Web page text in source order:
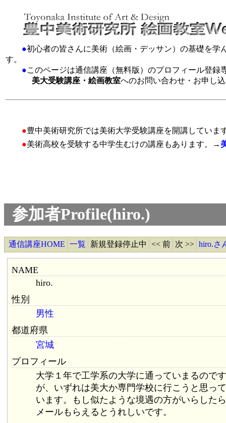
●初心者の皆さんに美術（絵画・デッサン）の基礎を
す。
●このページは通信講座（無料版）のプロフィール登録
美大受験講座・絵画教室へのお問い合わせ・お申し
●豊中美術研究所では美術大学受験講座を開講していま
●美術高校を受験する中学生むけの講座もあります。→
参加者Profile(hiro.)
通信講座HOME 一覧 新規登録停止中 << 前 次 >> hiro.さ
NAME
hiro.
性別
男性
都道府県
宮城
プロフィール
大学１年で工学系の大学に通っていまるので
が、いずれは美大か専門学校に行こうと思っ
います。もし似たような境遇の方がいらした
メールもらえるとうれしいです。